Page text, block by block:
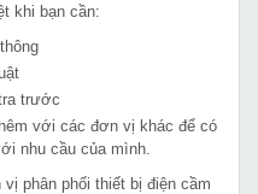
khi bạn cần:
trước
với các đơn vị khác để có
nhu cầu của mình.
vị phân phối thiết bị điện cầm